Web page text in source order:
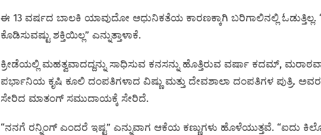
ಈ 13 ವರ್ಷದ ಬಾಲಕಿ ಯಾವುದೋ ಆಧುನಿಕತೆಯ ಕಾರಣಕ್ಕಾಗಿ ಬರಿಗಾಲಿನಲ್ಲಿ ಓಡುತ್ತಿಲ್ಲ.
ಕೊಡಿಸುವಷ್ಟು ಶಕ್ತಿಯಿಲ್ಲ” ಎನ್ನುತ್ತಾಳಾಕೆ.
ಕ್ರೀಡೆಯಲ್ಲಿ ಮಹತ್ವವಾದದ್ದನ್ನು ಸಾಧಿಸುವ ಕನಸನ್ನು ಹೊತ್ತಿರುವ ವರ್ಷಾ ಕದಮ್‌,
ಪರ್ಭಾನಿಯ ಕೃಷಿ ಕೂಲಿ ದಂಪತಿಗಳಾದ ವಿಷ್ಣು ಮತ್ತು ದೇವಶಾಲಾ ದಂಪತಿಗಳ ಪುತ್ರಿ.
ಸೇರಿದ ಮಾತಂಗ್ ಸಮುದಾಯಕ್ಕೆ ಸೇರಿದೆ.
“ನನಗೆ ರನ್ನಿಂಗ್‌ ಎಂದರೆ ಇಷ್ಟ” ಎನ್ನುವಾಗ ಆಕೆಯ ಕಣ್ಣುಗಳು ಹೊಳೆಯುತ್ತವೆ. “ಐದು